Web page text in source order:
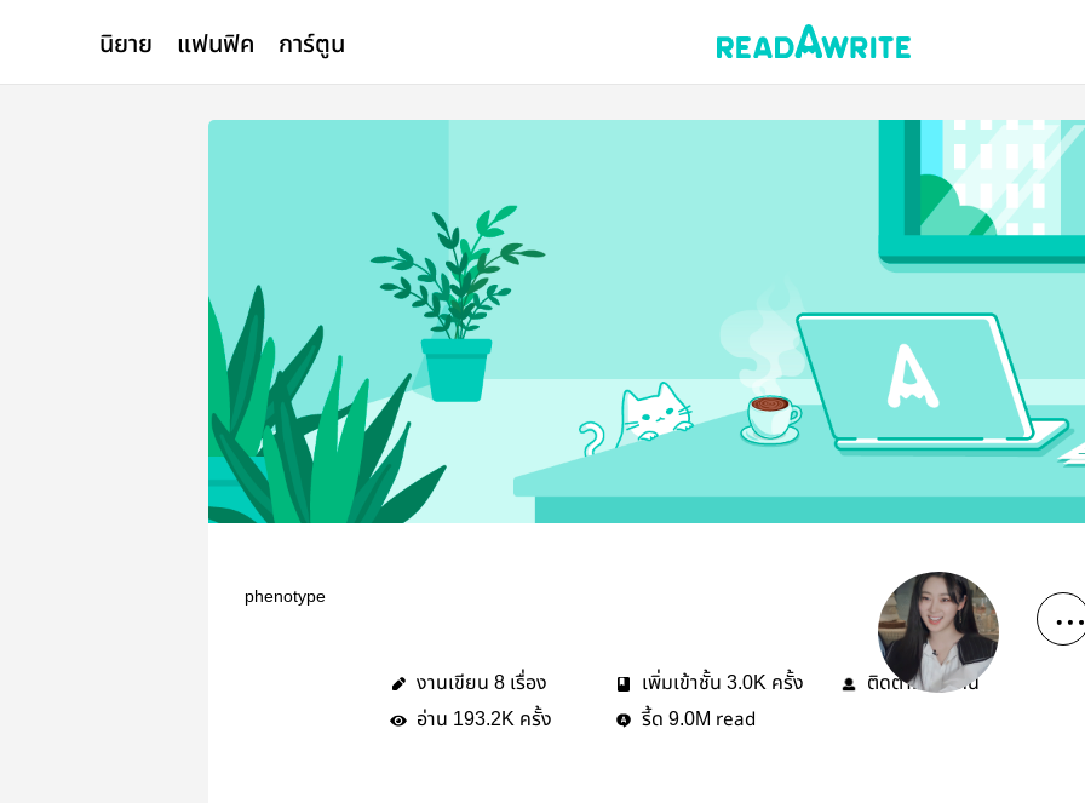
นิยาย แฟนฟิค การ์ตูน
phenotype
งานเขียน 8 เรื่อง เพิ่มเข้าชั้น 3.0K ครั้ง ติดตาม62คน
อ่าน 193.2K ครั้ง รี้ด 9.0M read